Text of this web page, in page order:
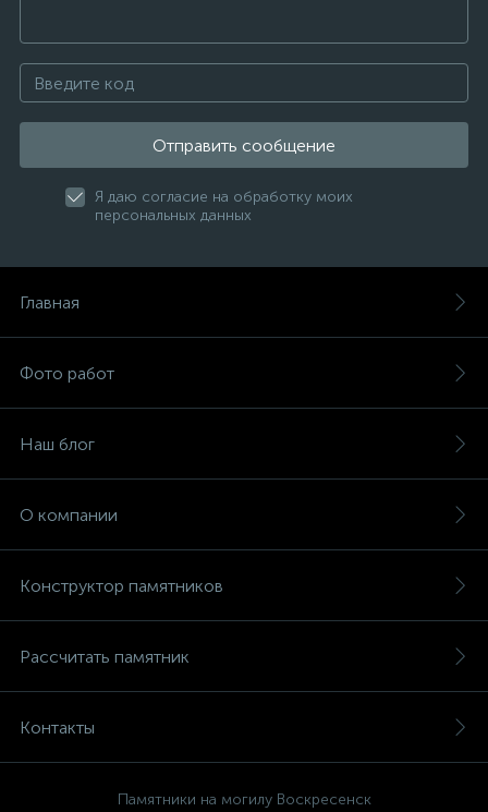
Отправить сообщение
Я даю согласие на обработку моих
персональных данных
Главная
Фото работ
Наш блог
О компании
Конструктор памятников
Рассчитать памятник
Контакты
Памятники на могилу Воскресенск